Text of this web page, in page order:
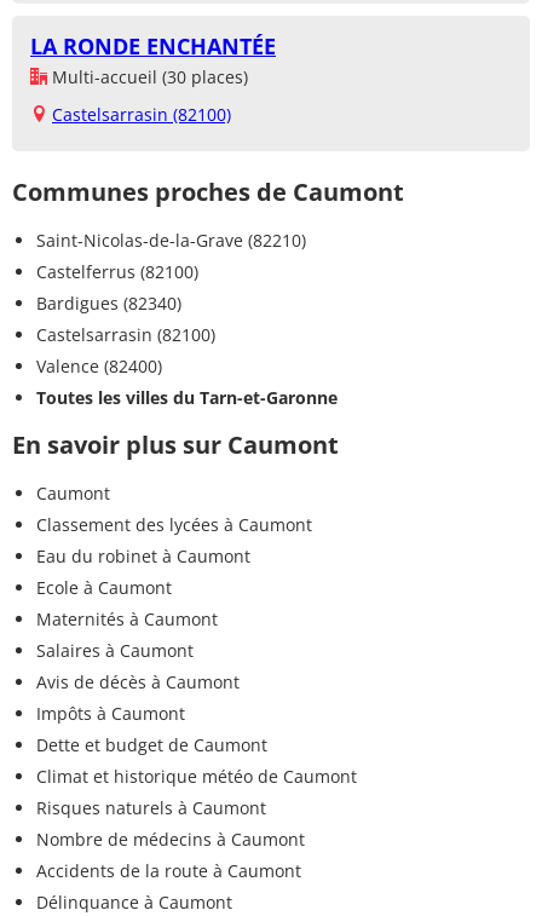
LA RONDE ENCHANTÉE
Multi-accueil (30 places)
Castelsarrasin (82100)
Communes proches de Caumont
Saint-Nicolas-de-la-Grave (82210)
Castelferrus (82100)
Bardigues (82340)
Castelsarrasin (82100)
Valence (82400)
Toutes les villes du Tarn-et-Garonne
En savoir plus sur Caumont
Caumont
Classement des lycées à Caumont
Eau du robinet à Caumont
Ecole à Caumont
Maternités à Caumont
Salaires à Caumont
Avis de décès à Caumont
Impôts à Caumont
Dette et budget de Caumont
Climat et historique météo de Caumont
Risques naturels à Caumont
Nombre de médecins à Caumont
Accidents de la route à Caumont
Délinquance à Caumont